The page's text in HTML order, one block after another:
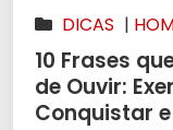
DICAS |
10 Frases
de Ouvir:
Conquistar